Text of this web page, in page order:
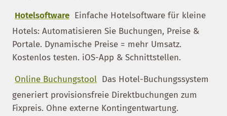
Hotelsoftware Einfache Hotelsoftware für kleine
Hotels: Automatisieren Sie Buchungen, Preise &
Portale. Dynamische Preise = mehr Umsatz.
Kostenlos testen. iOS-App & Schnittstellen.
Online Buchungstool Das Hotel-Buchungssystem
generiert provisionsfreie Direktbuchungen zum
Fixpreis. Ohne externe Kontingentwartung.